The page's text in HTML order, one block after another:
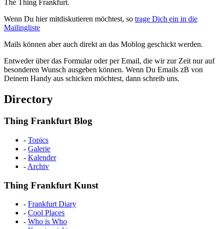
The Thing Frankfurt.
Wenn Du hier mitdiskutieren möchtest, so trage Dich ein in die
Mailingliste
Mails können aber auch direkt an das Moblog geschickt werden.
Entweder über das Formular oder per Email, die wir zur Zeit nur auf
besonderen Wunsch ausgeben können. Wenn Du Emails zB von
Deinem Handy aus schicken möchtest, dann schreib uns.
Directory
Thing Frankfurt Blog
- Topics
- Galerie
- Kalender
- Archiv
Thing Frankfurt Kunst
- Frankfurt Diary
- Cool Places
- Who is Who